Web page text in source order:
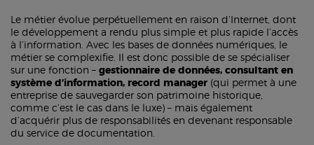
Le métier évolue perpétuellement en raison d’Internet, dont
le développement a rendu plus simple et plus rapide l’accès
à l’information. Avec les bases de données numériques, le
métier se complexifie. Il est donc possible de se spécialiser
sur une fonction – gestionnaire de données, consultant en
système d’information, record manager (qui permet à une
entreprise de sauvegarder son patrimoine historique,
comme c’est le cas dans le luxe) – mais également
d’acquérir plus de responsabilités en devenant responsable
du service de documentation.